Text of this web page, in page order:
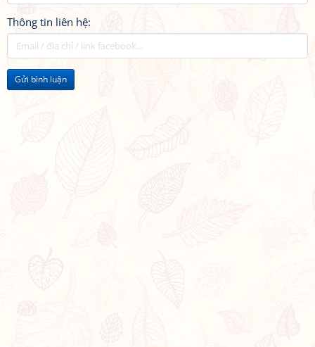
Thông tin liên hệ:
Gửi bình luận